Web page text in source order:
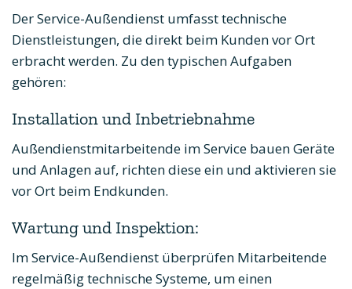
Der Service-Außendienst umfasst technische
Dienstleistungen, die direkt beim Kunden vor Ort
erbracht werden. Zu den typischen Aufgaben
gehören:
Installation und Inbetriebnahme
Außendienstmitarbeitende im Service bauen Geräte
und Anlagen auf, richten diese ein und aktivieren sie
vor Ort beim Endkunden.
Wartung und Inspektion:
Im Service-Außendienst überprüfen Mitarbeitende
regelmäßig technische Systeme, um einen